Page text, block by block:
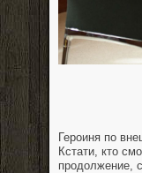
Героиня по
Кстати, кто
продолжение,